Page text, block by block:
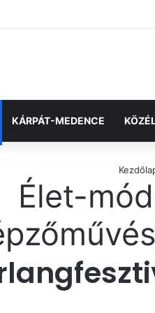
KÁRPÁT-MEDENCE
Élet-mód